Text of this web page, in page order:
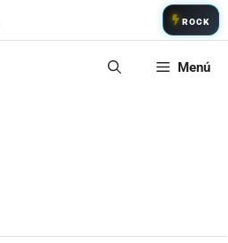
ROCK
Menú